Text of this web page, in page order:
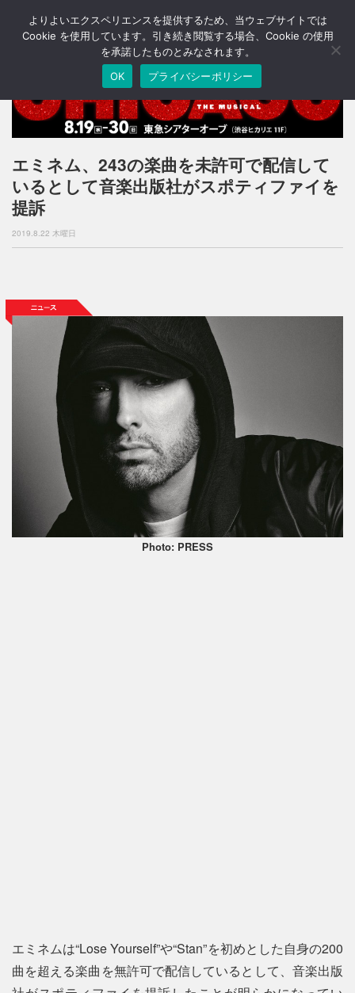
T
o
n
v
i
g
a
n
エミネム、243の楽曲を未許可で配信して
いるとして音楽出版社がスポティファイを
提訴
2019.8.22 木曜日
Photo: PRESS
エミネムは“Lose Yourself”や“Stan”を初めとした自身の200
曲を超える楽曲を無許可で配信しているとして、音楽出版
よりよいエクスペリエンスを提供するため、当ウェブサイトでは
Cookie を使用しています。引き続き閲覧する場合、Cookie の使用
を承諾したものとみなされます。
OK
プライバシーポリシー